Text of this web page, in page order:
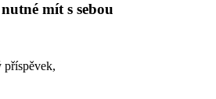
mít s sebou
příspěvek,